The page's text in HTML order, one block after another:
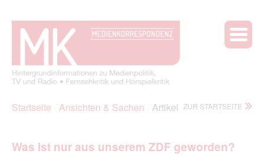
Startseite Ansichten & Sachen Artikel ZUR STARTSEITE
Was ist nur aus unserem ZDF geworden?